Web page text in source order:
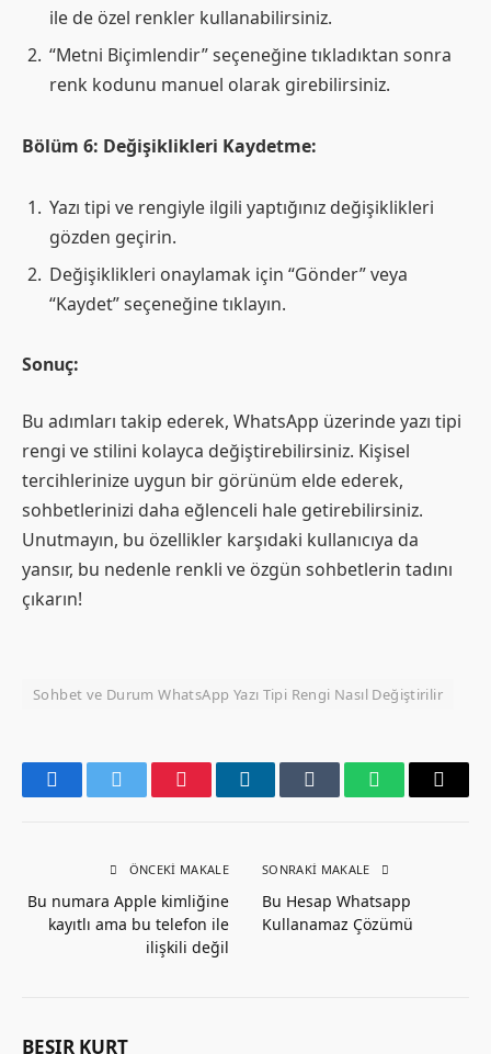
ile de özel renkler kullanabilirsiniz.
“Metni Biçimlendir” seçeneğine tıkladıktan sonra
renk kodunu manuel olarak girebilirsiniz.
Bölüm 6: Değişiklikleri Kaydetme:
Yazı tipi ve rengiyle ilgili yaptığınız değişiklikleri
gözden geçirin.
Değişiklikleri onaylamak için “Gönder” veya
“Kaydet” seçeneğine tıklayın.
Sonuç:
Bu adımları takip ederek, WhatsApp üzerinde yazı tipi
rengi ve stilini kolayca değiştirebilirsiniz. Kişisel
tercihlerinize uygun bir görünüm elde ederek,
sohbetlerinizi daha eğlenceli hale getirebilirsiniz.
Unutmayın, bu özellikler karşıdaki kullanıcıya da
yansır, bu nedenle renkli ve özgün sohbetlerin tadını
çıkarın!
Sohbet ve Durum WhatsApp Yazı Tipi Rengi Nasıl Değiştirilir
FacebookTwitter PinterestLinkedInTumblr WhatsAppEmail
ÖNCEKI MAKALE
Bu numara Apple kimliğine
kayıtlı ama bu telefon ile
ilişkili değil
SONRAKI MAKALE
Bu Hesap Whatsapp
Kullanamaz Çözümü
BESIR KURT